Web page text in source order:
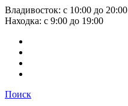
Владивосток: с 10:00 до 20:00
Находка: с 9:00 до 19:00
Поиск